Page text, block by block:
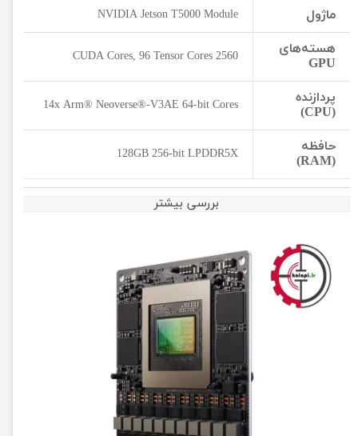
ماژول NVIDIA Jetson T5000 Module
هسته‌های
GPU
2560 CUDA Cores, 96 Tensor Cores
پردازنده
(CPU)
14x Arm® Neoverse®-V3AE 64-bit Cores
حافظه
(RAM)
128GB 256-bit LPDDR5X
بررسی بیشتر